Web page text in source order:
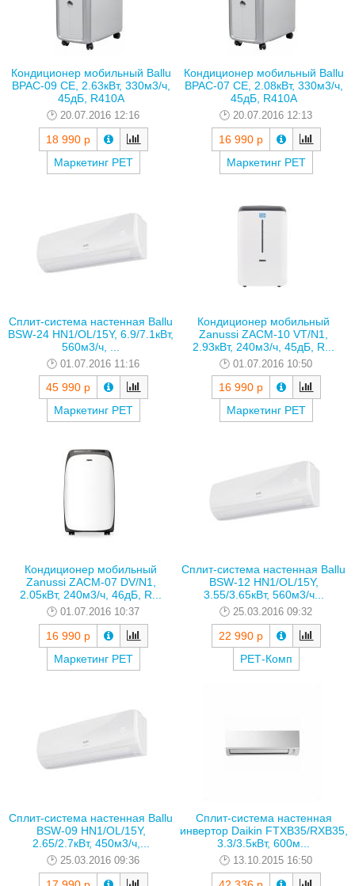
Кондиционер мобильный Ballu
BPAC-09 CE, 2.63кВт, 330м3/ч,
45дБ, R410A
20.07.2016 12:16
18 990 р
Маркетинг РЕТ
Кондиционер мобильный Ballu
BPAC-07 CE, 2.08кВт, 330м3/ч,
45дБ, R410A
20.07.2016 12:13
16 990 р
Маркетинг РЕТ
Сплит-система настенная Ballu
BSW-24 HN1/OL/15Y, 6.9/7.1кВт,
560м3/ч, ...
01.07.2016 11:16
45 990 р
Маркетинг РЕТ
Кондиционер мобильный
Zanussi ZACM-10 VT/N1,
2.93кВт, 240м3/ч, 45дБ, R...
01.07.2016 10:50
16 990 р
Маркетинг РЕТ
Кондиционер мобильный
Zanussi ZACM-07 DV/N1,
2.05кВт, 240м3/ч, 46дБ, R...
01.07.2016 10:37
16 990 р
Маркетинг РЕТ
Сплит-система настенная Ballu
BSW-12 HN1/OL/15Y,
3.55/3.65кВт, 560м3/ч...
25.03.2016 09:32
22 990 р
РЕТ-Комп
Сплит-система настенная Ballu
BSW-09 HN1/OL/15Y,
2.65/2.7кВт, 450м3/ч,...
25.03.2016 09:36
Сплит-система настенная
инвертор Daikin FTXB35/RXB35,
3.3/3.5кВт, 600м...
13.10.2015 16:50